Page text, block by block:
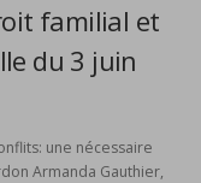
familial et
du 3 juin
une nécessaire
Armanda Gauthier,